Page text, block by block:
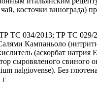
косточки винограда)
ТС 034/2013; ТР ТС 029/
Кампаньоло
(аскорбат
сыровяленого
nalgiovense). Без
г